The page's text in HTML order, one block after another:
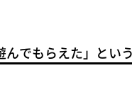
んでもらえた」とい